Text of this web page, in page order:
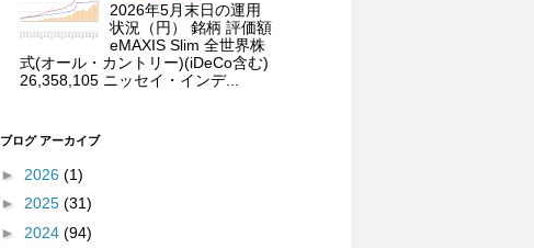
2026年5月末日の運用
状況（円） 銘柄 評価額
eMAXIS Slim 全世界株
式(オール・カントリー)(iDeCo含む)
26,358,105 ニッセイ・インデ...
ブログ アーカイブ
► 2026 (1)
► 2025 (31)
► 2024 (94)